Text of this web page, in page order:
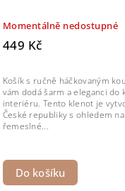
Momentálně nedostupné
449 Kč
Do košíku
Košík s ručně háčkovaným
vám dodá šarm a eleganci do
interiéru. Tento klenot je
České republiky s ohledem
řemeslné...